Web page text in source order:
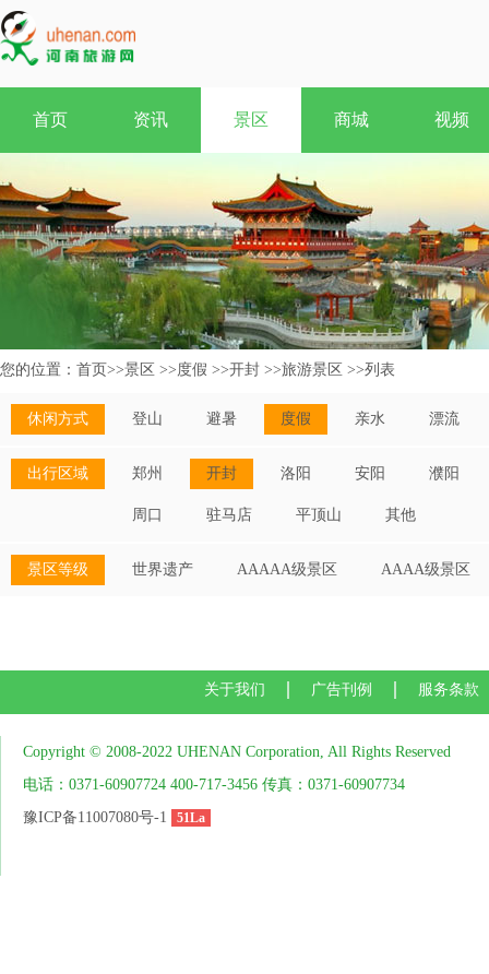
首页 资讯 景区 商城 视频
您的位置： 首页>>景区 >>度假 >>开封 >>旅游景区 >>列表
休闲方式 登山 避暑 度假 亲水 漂流
出行区域 郑州 开封 洛阳 安阳 濮阳
周口 驻马店 平顶山 其他
景区等级 世界遗产 AAAAA级景区 AAAA级景区
关于我们 广告刊例 服务条款
Copyright © 2008-2022 UHENAN Corporation, All Rights Reserved
电话：0371-60907724 400-717-3456 传真：0371-60907734
豫ICP备11007080号-1
51La